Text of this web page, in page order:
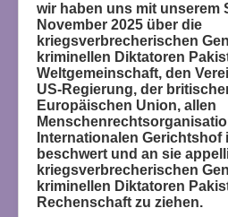
wir haben uns mit unserem
November 2025 über die
kriegsverbrecherischen
kriminellen Diktatoren
Weltgemeinschaft, den
US-Regierung, der
Europäischen Union, allen
Internationalen Gerichtshof
beschwert und an sie
kriegsverbrecherischen
kriminellen Diktatoren
Rechenschaft zu ziehen.